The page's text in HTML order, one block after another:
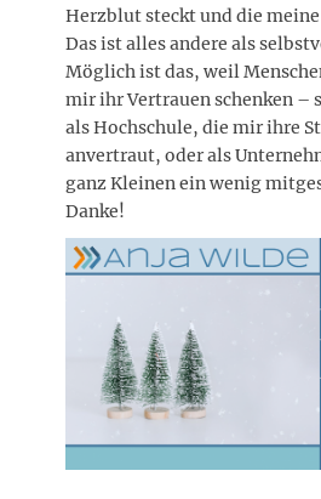
Herzblut steckt und die
Das ist alles andere als
Möglich ist das, weil
mir ihr Vertrauen schenken –
als Hochschule, die mir ihre
anvertraut, oder als
ganz Kleinen ein wenig
Danke!